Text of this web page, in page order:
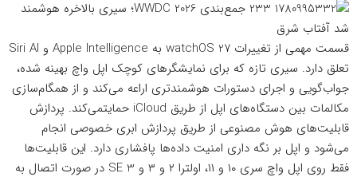
قسمت مهمی از تغییرات watchOS 27 به Apple Intelligence و Siri AI
تعلق دارد. سیری تازه که برای نمایشگرهای کوچک اپل واچ بهینه شده،
جواب‌گویی و اجرای دستورات هوشمندتری اراعه می‌کند و از همگام‌سازی
مکالمات بین دستگاه‌های اپل از طریق iCloud حمایتمی‌کند. پردازش
قابلیت‌های هوش مصنوعی از طریق پردازش ابری خصوصی انجام
می‌شود و اپل بر نگه داری امنیت داده‌ها پافشاری دارد. این قابلیت‌ها
فقط روی اپل واچ سری ۱۰ و ۱۱، اولترا ۲ و ۳ و SE 3 در صورت اتصال به